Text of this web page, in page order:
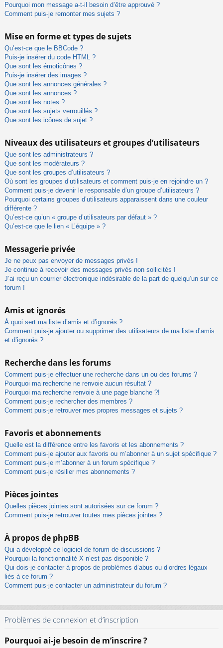
Pourquoi mon message a-t-il besoin d’être approuvé ?
Comment puis-je remonter mes sujets ?
Mise en forme et types de sujets
Qu’est-ce que le BBCode ?
Puis-je insérer du code HTML ?
Que sont les émoticônes ?
Puis-je insérer des images ?
Que sont les annonces générales ?
Que sont les annonces ?
Que sont les notes ?
Que sont les sujets verrouillés ?
Que sont les icônes de sujet ?
Niveaux des utilisateurs et groupes d’utilisateurs
Que sont les administrateurs ?
Que sont les modérateurs ?
Que sont les groupes d’utilisateurs ?
Où sont les groupes d’utilisateurs et comment puis-je en rejoindre un ?
Comment puis-je devenir le responsable d’un groupe d’utilisateurs ?
Pourquoi certains groupes d’utilisateurs apparaissent dans une couleur
différente ?
Qu’est-ce qu’un « groupe d’utilisateurs par défaut » ?
Qu’est-ce que le lien « L’équipe » ?
Messagerie privée
Je ne peux pas envoyer de messages privés !
Je continue à recevoir des messages privés non sollicités !
J’ai reçu un courrier électronique indésirable de la part de quelqu’un sur ce
forum !
Amis et ignorés
À quoi sert ma liste d’amis et d’ignorés ?
Comment puis-je ajouter ou supprimer des utilisateurs de ma liste d’amis
et d’ignorés ?
Recherche dans les forums
Comment puis-je effectuer une recherche dans un ou des forums ?
Pourquoi ma recherche ne renvoie aucun résultat ?
Pourquoi ma recherche renvoie à une page blanche ?!
Comment puis-je rechercher des membres ?
Comment puis-je retrouver mes propres messages et sujets ?
Favoris et abonnements
Quelle est la différence entre les favoris et les abonnements ?
Comment puis-je ajouter aux favoris ou m’abonner à un sujet spécifique ?
Comment puis-je m’abonner à un forum spécifique ?
Comment puis-je résilier mes abonnements ?
Pièces jointes
Quelles pièces jointes sont autorisées sur ce forum ?
Comment puis-je retrouver toutes mes pièces jointes ?
À propos de phpBB
Qui a développé ce logiciel de forum de discussions ?
Pourquoi la fonctionnalité X n’est pas disponible ?
Qui dois-je contacter à propos de problèmes d’abus ou d’ordres légaux
liés à ce forum ?
Comment puis-je contacter un administrateur du forum ?
Problèmes de connexion et d’inscription
Pourquoi ai-je besoin de m’inscrire ?